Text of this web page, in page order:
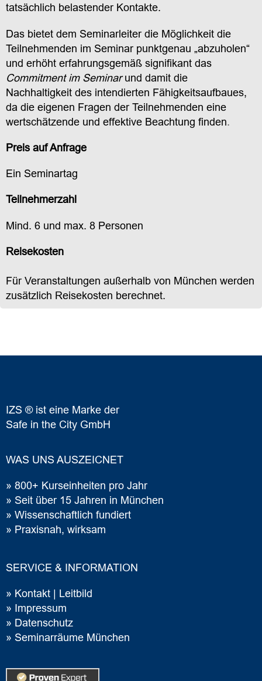
tatsächlich belastender Kontakte.
Das bietet dem Seminarleiter die Möglichkeit die
Teilnehmenden im Seminar punktgenau „abzuholen“
und erhöht erfahrungsgemäß signifikant das
Commitment im Seminarund damit die
Nachhaltigkeit des intendierten Fähigkeitsaufbaues,
da die eigenen Fragen der Teilnehmenden eine
wertschätzende und effektive Beachtung finden.
Preis auf Anfrage
Ein Seminartag
Teilnehmerzahl
Mind. 6 und max. 8 Personen
Reisekosten
Für Veranstaltungen außerhalb von München werden
zusätzlich Reisekosten berechnet.
IZS ® ist eine Marke der
Safe in the City GmbH
WAS UNS AUSZEICNET
» 800+ Kurseinheiten pro Jahr
» Seit über 15 Jahren in München
» Wissenschaftlich fundiert
» Praxisnah, wirksam
SERVICE & INFORMATION
» Kontakt | Leitbild
» Impressum
» Datenschutz
» Seminarräume München